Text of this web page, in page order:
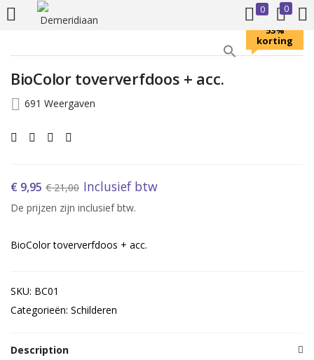
0 0
INLOGGEN REGISTREREN
Voer uw gebruikersnaam en wachtwoord in om in te loggen.
Onthoud mij
53%
korting
BioColor toververfdoos + acc.
691 Weergaven
€ 9,95 €21,00 Inclusief btw
De prijzen zijn inclusief btw.
BioColor toververfdoos + acc.
SKU: BC01
Categorieën: Schilderen
Description